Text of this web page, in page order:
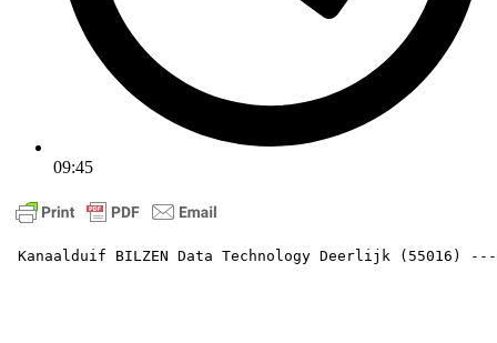
09:45
Kanaalduif BILZEN Data Technology Deerlijk (55016)